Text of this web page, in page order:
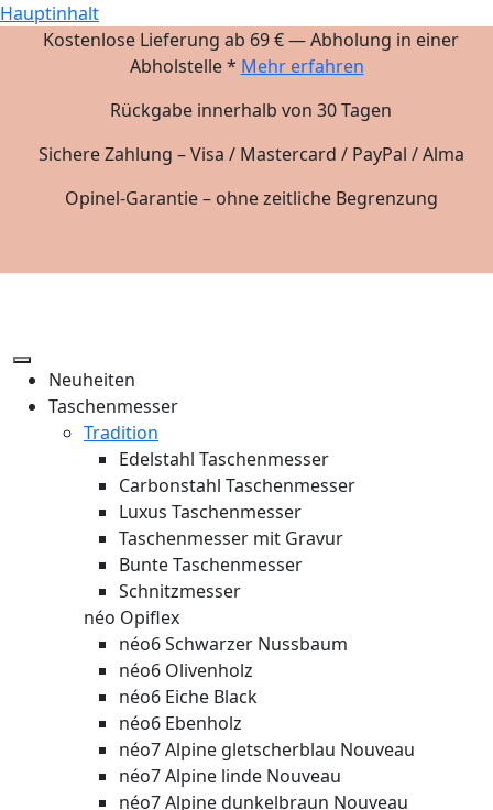
Hauptinhalt
Kostenlose Lieferung ab 69 € — Abholung in einer
Abholstelle * Mehr erfahren
Rückgabe innerhalb von 30 Tagen
Sichere Zahlung – Visa / Mastercard / PayPal / Alma
Opinel-Garantie – ohne zeitliche Begrenzung
Neuheiten
Taschenmesser
Tradition
Edelstahl Taschenmesser
Carbonstahl Taschenmesser
Luxus Taschenmesser
Taschenmesser mit Gravur
Bunte Taschenmesser
Schnitzmesser
néo Opiflex
néo6 Schwarzer Nussbaum
néo6 Olivenholz
néo6 Eiche Black
néo6 Ebenholz
néo7 Alpine gletscherblau Nouveau
néo7 Alpine linde Nouveau
néo7 Alpine dunkelbraun Nouveau